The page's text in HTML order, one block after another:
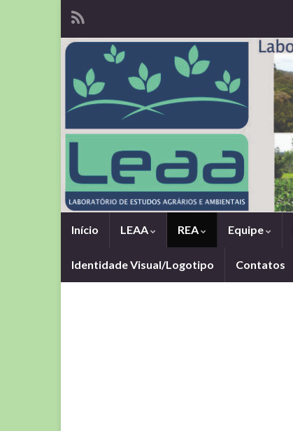
Início LEAA REA Equipe
Identidade Visual/Logotipo Contatos